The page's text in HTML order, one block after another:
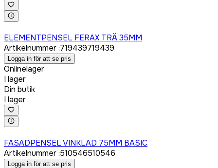
ELEMENTPENSEL FERAX TRÄ 35MM
Artikelnummer:719439719439
Logga in för att se pris
Onlinelager
I lager
Din butik
I lager
FASADPENSEL VINKLAD 75MM BASIC
Artikelnummer:510546510546
Logga in för att se pris